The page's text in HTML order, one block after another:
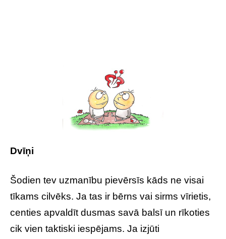
Dvīņi
Šodien tev uzmanību pievērsīs kāds ne visai
tīkams cilvēks. Ja tas ir bērns vai sirms vīrietis,
centies apvaldīt dusmas savā balsī un rīkoties
cik vien taktiski iespējams. Ja izjūti